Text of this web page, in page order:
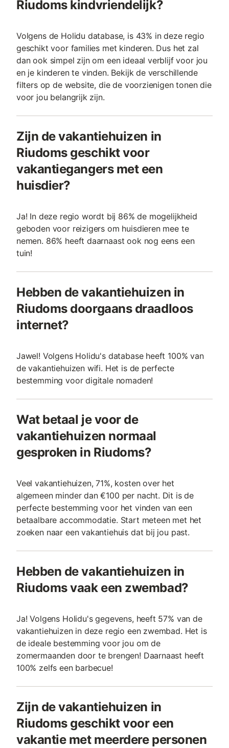
Riudoms kindvriendelijk?
Volgens de Holidu database, is 43% in deze regio
geschikt voor families met kinderen. Dus het zal
dan ook simpel zijn om een ideaal verblijf voor jou
en je kinderen te vinden. Bekijk de verschillende
filters op de website, die de voorzienigen tonen die
voor jou belangrijk zijn.
Zijn de vakantiehuizen in
Riudoms geschikt voor
vakantiegangers met een
huisdier?
Ja! In deze regio wordt bij 86% de mogelijkheid
geboden voor reizigers om huisdieren mee te
nemen. 86% heeft daarnaast ook nog eens een
tuin!
Hebben de vakantiehuizen in
Riudoms doorgaans draadloos
internet?
Jawel! Volgens Holidu's database heeft 100% van
de vakantiehuizen wifi. Het is de perfecte
bestemming voor digitale nomaden!
Wat betaal je voor de
vakantiehuizen normaal
gesproken in Riudoms?
Veel vakantiehuizen, 71%, kosten over het
algemeen minder dan €100 per nacht. Dit is de
perfecte bestemming voor het vinden van een
betaalbare accommodatie. Start meteen met het
zoeken naar een vakantiehuis dat bij jou past.
Hebben de vakantiehuizen in
Riudoms vaak een zwembad?
Ja! Volgens Holidu's gegevens, heeft 57% van de
vakantiehuizen in deze regio een zwembad. Het is
de ideale bestemming voor jou om de
zomermaanden door te brengen! Daarnaast heeft
100% zelfs een barbecue!
Zijn de vakantiehuizen in
Riudoms geschikt voor een
vakantie met meerdere personen